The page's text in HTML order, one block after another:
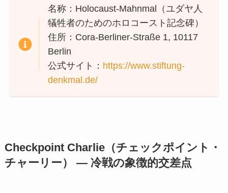
名称：Holocaust-Mahnmal（ユダヤ人
犠牲者のためのホロコースト記念碑）
住所：Cora-Berliner-Straße 1, 10117
Berlin
公式サイト： https://www.stiftung-
denkmal.de/
Checkpoint Charlie（チェックポイント・
チャーリー） — 冷戦の象徴的交差点